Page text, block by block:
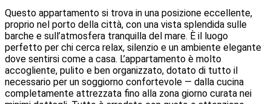
Questo appartamento si trova in una posizione eccellente,
proprio nel porto della città, con una vista splendida sulle
barche e sull’atmosfera tranquilla del mare. È il luogo
perfetto per chi cerca relax, silenzio e un ambiente elegante
dove sentirsi come a casa. L’appartamento è molto
accogliente, pulito e ben organizzato, dotato di tutto il
necessario per un soggiorno confortevole — dalla cucina
completamente attrezzata fino alla zona giorno curata nei